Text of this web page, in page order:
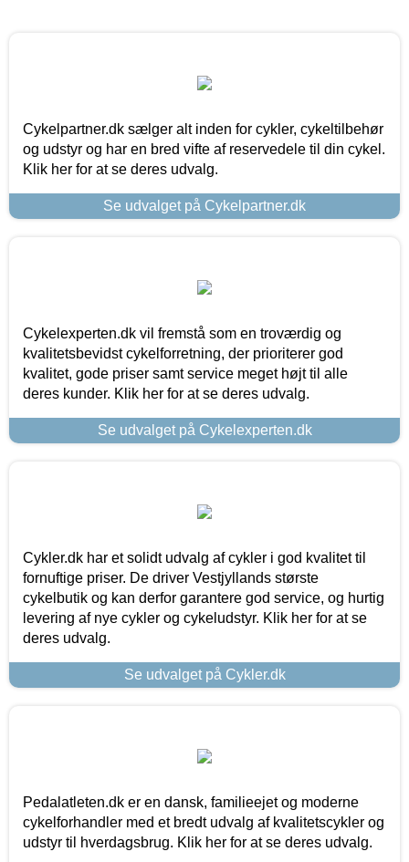
Cykelpartner.dk sælger alt inden for cykler, cykeltilbehør
og udstyr og har en bred vifte af reservedele til din cykel.
Klik her for at se deres udvalg.
Se udvalget på Cykelpartner.dk
Cykelexperten.dk vil fremstå som en troværdig og
kvalitetsbevidst cykelforretning, der prioriterer god
kvalitet, gode priser samt service meget højt til alle
deres kunder. Klik her for at se deres udvalg.
Se udvalget på Cykelexperten.dk
Cykler.dk har et solidt udvalg af cykler i god kvalitet til
fornuftige priser. De driver Vestjyllands største
cykelbutik og kan derfor garantere god service, og hurtig
levering af nye cykler og cykeludstyr. Klik her for at se
deres udvalg.
Se udvalget på Cykler.dk
Pedalatleten.dk er en dansk, familieejet og moderne
cykelforhandler med et bredt udvalg af kvalitetscykler og
udstyr til hverdagsbrug. Klik her for at se deres udvalg.